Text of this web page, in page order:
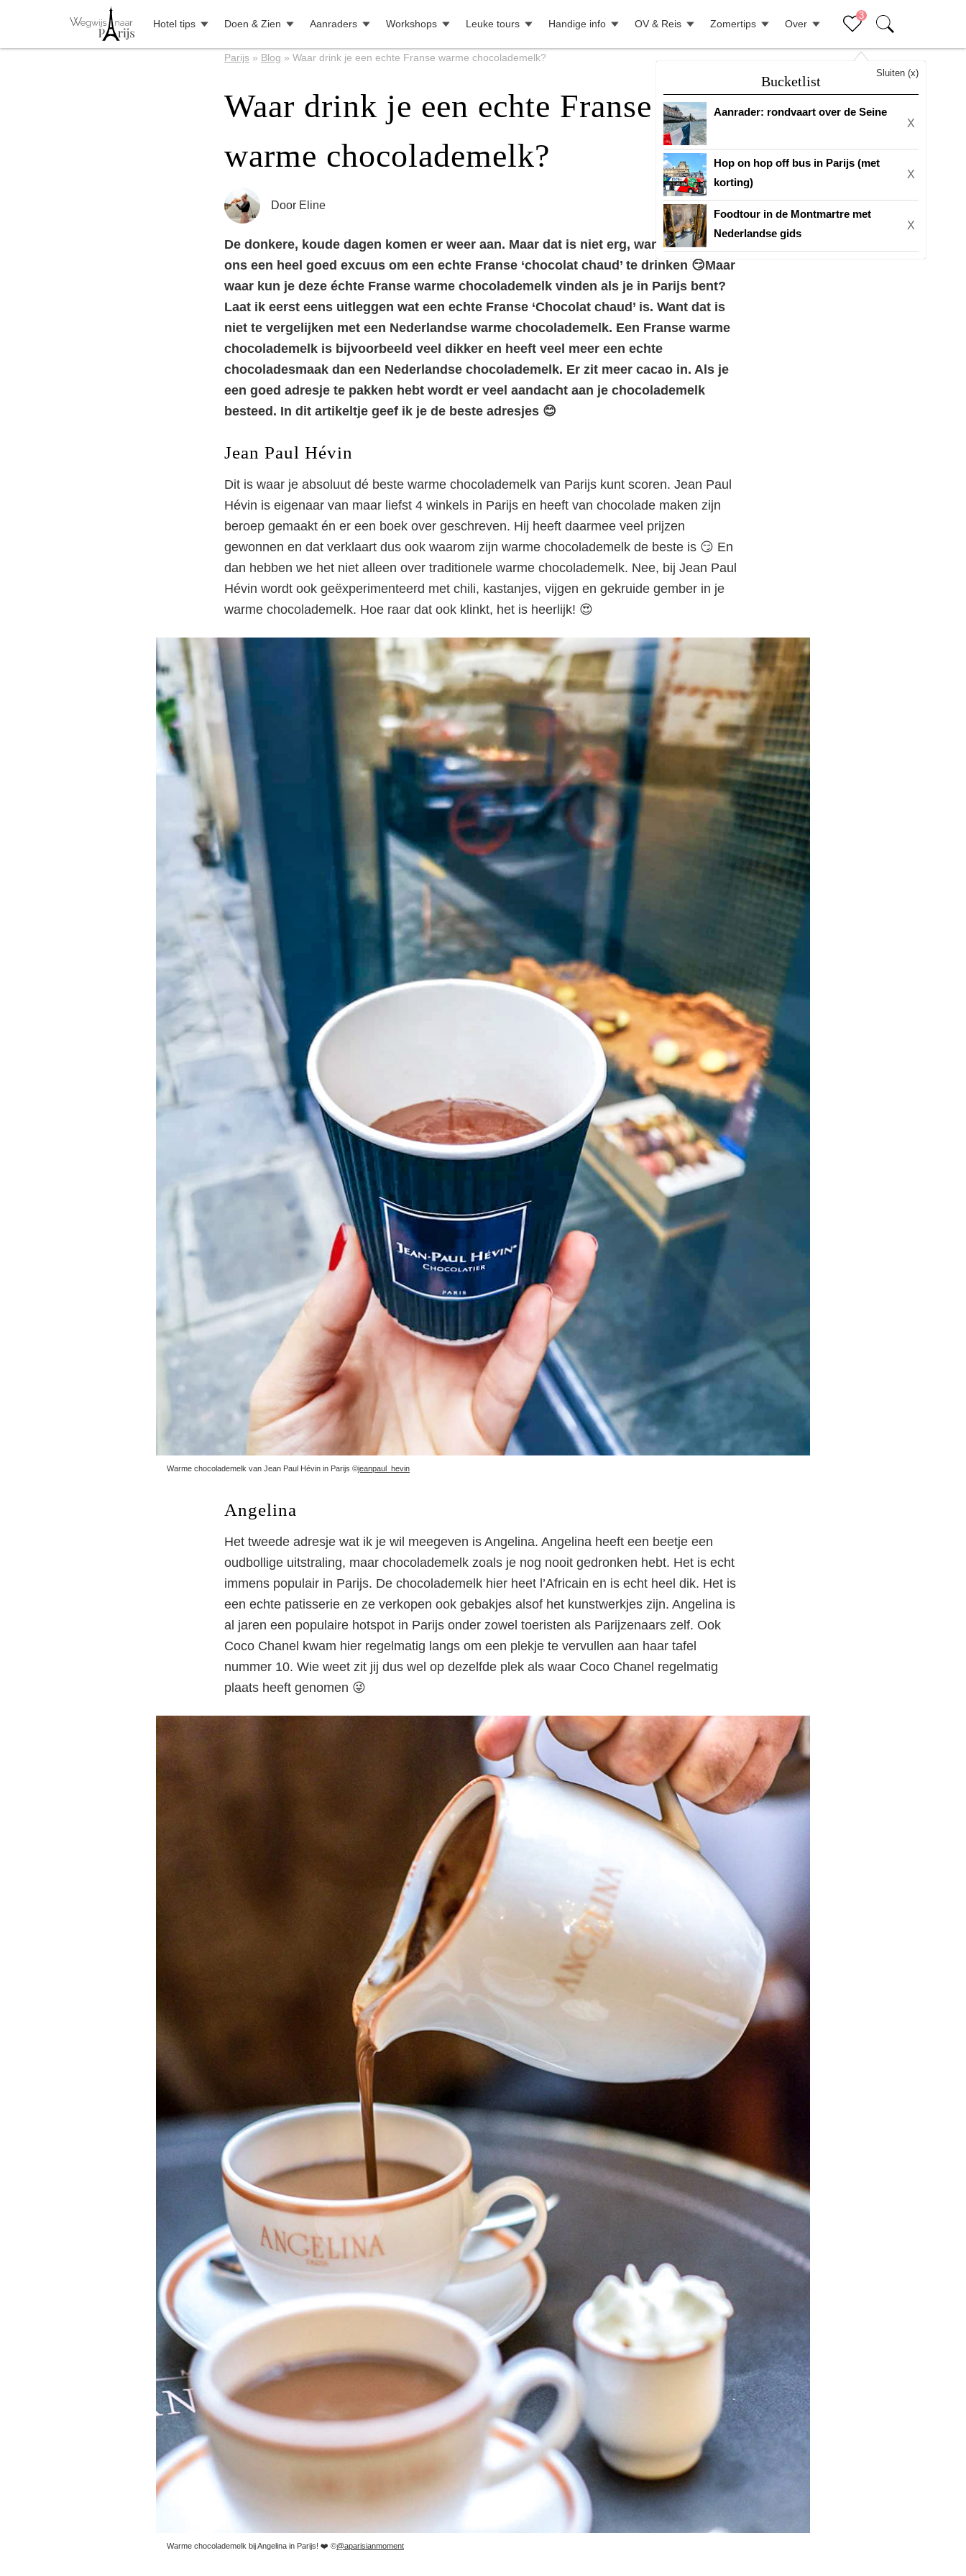
Waar drink je een echte
Franse warme
chocolademelk?
3
Hotel tips Doen & Zien Aanraders Workshops Leuke tours Handige info OV & Reis Zomertips Over
Bucketlist
Sluiten (x)
Aanrader: rondvaart over de Seine
X
Hop on hop off bus in Parijs (met
korting)
X
Foodtour in de Montmartre met
Nederlandse gids
X
Parijs » Blog » Waar drink je een echte Franse warme chocolademelk?
Waar drink je een echte Franse
warme chocolademelk?
Door Eline
De donkere, koude dagen komen er weer aan. Maar dat is niet erg, want dat geeft
ons een heel goed excuus om een echte Franse ‘chocolat chaud’ te drinken 😏Maar
waar kun je deze échte Franse warme chocolademelk vinden als je in Parijs bent?
Laat ik eerst eens uitleggen wat een echte Franse ‘Chocolat chaud’ is. Want dat is
niet te vergelijken met een Nederlandse warme chocolademelk. Een Franse warme
chocolademelk is bijvoorbeeld veel dikker en heeft veel meer een echte
chocoladesmaak dan een Nederlandse chocolademelk. Er zit meer cacao in. Als je
een goed adresje te pakken hebt wordt er veel aandacht aan je chocolademelk
besteed. In dit artikeltje geef ik je de beste adresjes 😊
Jean Paul Hévin
Dit is waar je absoluut dé beste warme chocolademelk van Parijs kunt scoren. Jean Paul
Hévin is eigenaar van maar liefst 4 winkels in Parijs en heeft van chocolade maken zijn
beroep gemaakt én er een boek over geschreven. Hij heeft daarmee veel prijzen
gewonnen en dat verklaart dus ook waarom zijn warme chocolademelk de beste is 😏 En
dan hebben we het niet alleen over traditionele warme chocolademelk. Nee, bij Jean Paul
Hévin wordt ook geëxperimenteerd met chili, kastanjes, vijgen en gekruide gember in je
warme chocolademelk. Hoe raar dat ook klinkt, het is heerlijk! 😍
Warme chocolademelk van Jean Paul Hévin in Parijs ©jeanpaul_hevin
Angelina
Het tweede adresje wat ik je wil meegeven is Angelina. Angelina heeft een beetje een
oudbollige uitstraling, maar chocolademelk zoals je nog nooit gedronken hebt. Het is echt
immens populair in Parijs. De chocolademelk hier heet l’Africain en is echt heel dik. Het is
een echte patisserie en ze verkopen ook gebakjes alsof het kunstwerkjes zijn. Angelina is
al jaren een populaire hotspot in Parijs onder zowel toeristen als Parijzenaars zelf. Ook
Coco Chanel kwam hier regelmatig langs om een plekje te vervullen aan haar tafel
nummer 10. Wie weet zit jij dus wel op dezelfde plek als waar Coco Chanel regelmatig
plaats heeft genomen 😜
Warme chocolademelk bij Angelina in Parijs! ❤️ ©@aparisianmoment